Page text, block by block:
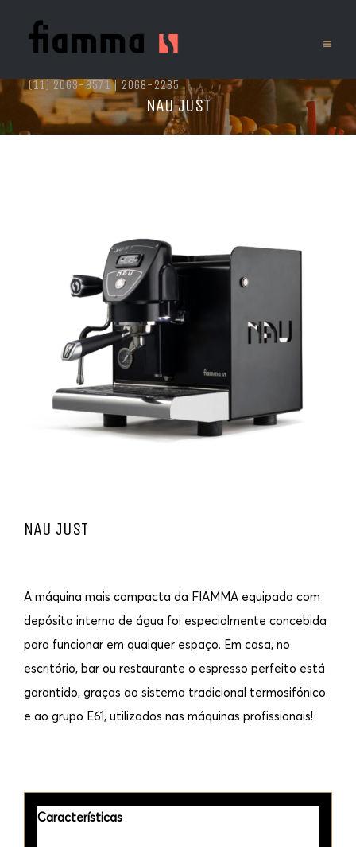
(11) 2063-8571 | 2068-2235
NAU JUST
NAU JUST
A máquina mais compacta da FIAMMA equipada com
depósito interno de água foi especialmente concebida
para funcionar em qualquer espaço. Em casa, no
escritório, bar ou restaurante o espresso perfeito está
garantido, graças ao sistema tradicional termosifónico
e ao grupo E61, utilizados nas máquinas profissionais!
Características